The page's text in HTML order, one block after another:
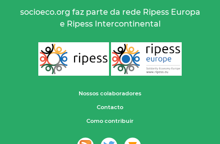
socioeco.org faz parte da rede Ripess Europa
e Ripess Intercontinental
Nossos colaboradores
Contacto
Como contribuir